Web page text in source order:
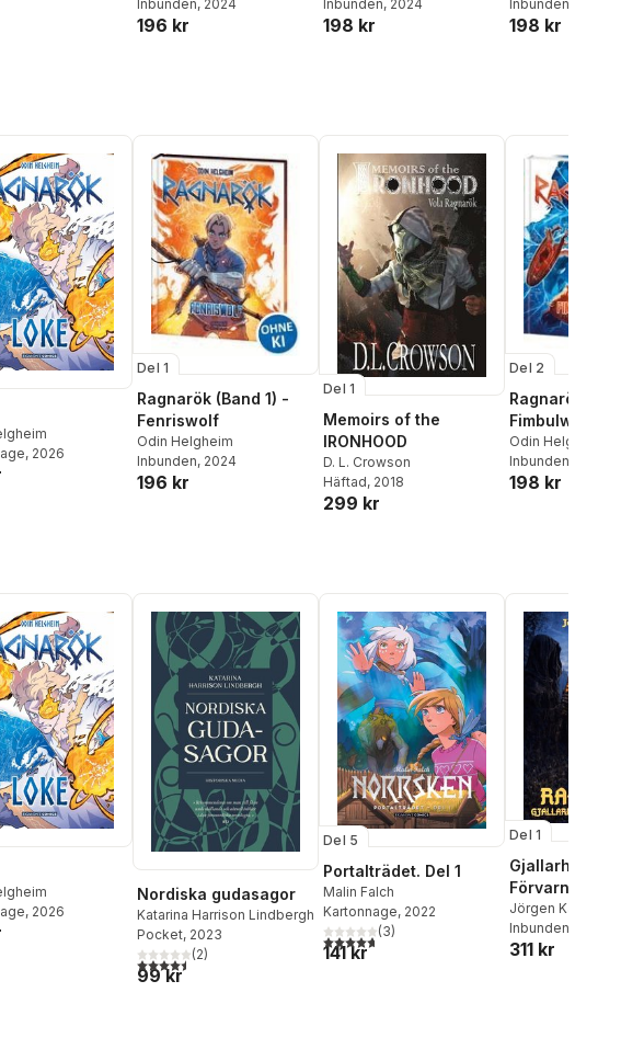
Inbunden, 2024
196 kr
Inbunden, 2024
198 kr
Inbunden
198 kr
, 2026
Del 1
Ragnarök (Band 1) -
Fenriswolf
Odin Helgheim
Inbunden, 2024
196 kr
Del 1
Memoirs of the
IRONHOOD
D. L. Crowson
Häftad, 2018
299 kr
Del 2
Ragnarök
Fimbulwinter
Odin Helgheim
Inbunden
198 kr
, 2026
Nordiska gudasagor
Katarina Harrison Lindbergh
Pocket, 2023
4,5utav 5 stjärnor. Totalt antal röster:
(2)
99 kr
Del 5
Portalträdet. Del 1
Malin Falch
Kartonnage, 2022
4,7utav 5 stjärnor. Totalt antal röster:
(3)
141 kr
Del 1
Gjallarhornets
Förvarning
Jörgen Karlsson
Inbunden
311 kr